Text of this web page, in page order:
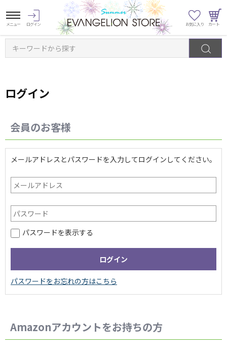
キーワードから探す
ログイン
会員のお客様
メールアドレスとパスワードを入力してログインしてください。
パスワードを表示する
Amazonアカウントをお持ちの方